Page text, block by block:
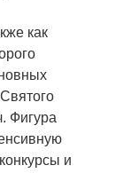
как
Фигура
и